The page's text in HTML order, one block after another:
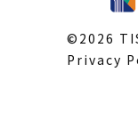
©2026
Privacy